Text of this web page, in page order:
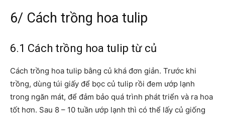
6/ Cách trồng hoa tulip
6.1 Cách trồng hoa tulip từ củ
Cách trồng hoa tulip bằng củ khá đơn giản. Trước khi
trồng, dùng túi giấy để bọc củ tulip rồi đem ướp lạnh
trong ngăn mát, để đảm bảo quá trình phát triển và ra hoa
tốt hơn. Sau 8 – 10 tuần ướp lạnh thì có thể lấy củ giống